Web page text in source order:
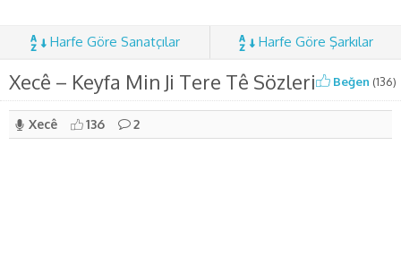
Harfe Göre Sanatçılar Harfe Göre Şarkılar
Xecê – Keyfa Min Ji Tere Tê Sözleri Beğen (136)
Xecê 136 2